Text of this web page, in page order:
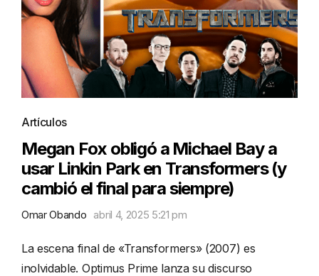
Artículos
Megan Fox obligó a Michael Bay a
usar Linkin Park en Transformers (y
cambió el final para siempre)
Omar Obando abril 4, 2025 5:21 pm
La escena final de «Transformers» (2007) es
inolvidable. Optimus Prime lanza su discurso